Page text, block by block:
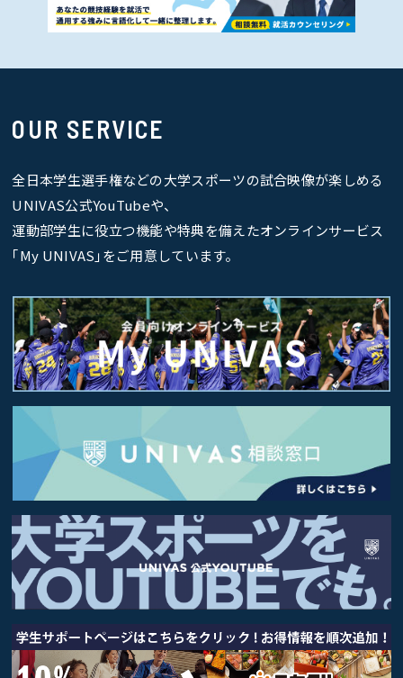
OUR SERVICE
全日本学生選手権などの大学スポーツの試合映像が楽しめる
UNIVAS公式YouTubeや、
運動部学生に役立つ機能や特典を備えたオンラインサービス
｢My UNIVAS｣をご用意しています。